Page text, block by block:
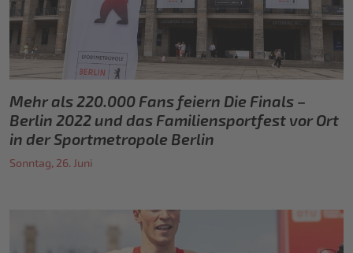
Mehr als 220.000 Fans feiern Die Finals –
Berlin 2022 und das Familiensportfest vor Ort
in der Sportmetropole Berlin
Sonntag, 26. Juni